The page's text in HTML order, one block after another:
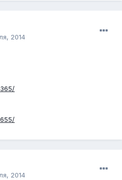
2014
2014